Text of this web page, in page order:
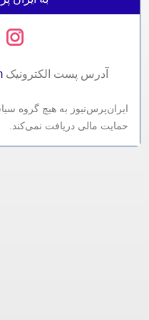
آدرس پست الکترونيک
ایران‌پرس‌نیوز به هیچ گروه
حمایت مالی دریافت نمی‌کند.